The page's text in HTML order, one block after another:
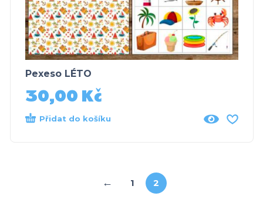
Pexeso LÉTO
30,00 Kč
Přidat do košíku
← 1 2